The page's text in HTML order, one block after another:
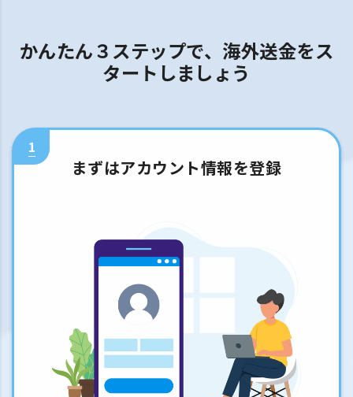
かんたん３ステップで、海外送金をス
タートしましょう
1
まずはアカウント情報を登録